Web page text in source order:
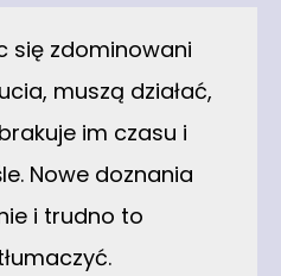
się zdominowani
muszą działać,
im czasu i
Nowe doznania
i trudno to